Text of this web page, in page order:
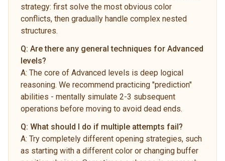
strategy: first solve the most obvious color
conflicts, then gradually handle complex nested
structures.
Q: Are there any general techniques for Advanced
levels?
A: The core of Advanced levels is deep logical
reasoning. We recommend practicing "prediction"
abilities - mentally simulate 2-3 subsequent
operations before moving to avoid dead ends.
Q: What should I do if multiple attempts fail?
A: Try completely different opening strategies, such
as starting with a different color or changing buffer